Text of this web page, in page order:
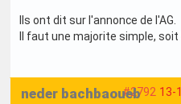
Ils ont dit sur l'annonce de l'AG.
Il faut une majorite simple, soit
#2792 13-
neder bachbaoueb